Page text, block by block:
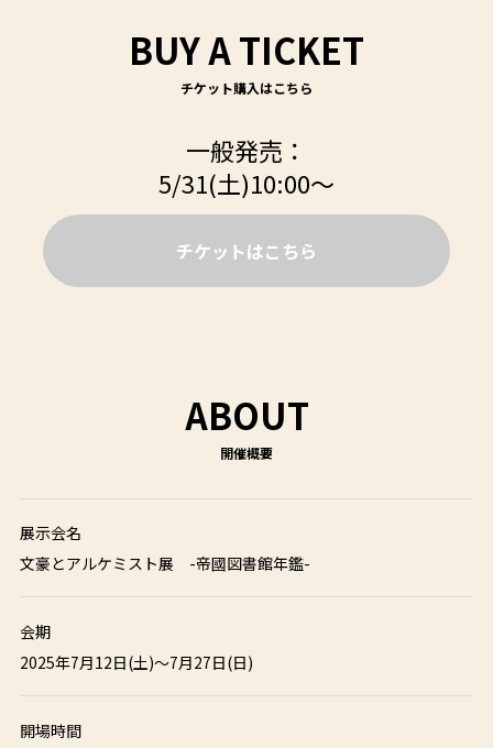
BUY A TICKET
一般発売：
5/31(土)10:00～
チケットはこちら
ABOUT
展示会名
文豪とアルケミスト展 -帝國図書館年鑑-
会期
2025年7月12日(土)～7月27日(日)
開場時間